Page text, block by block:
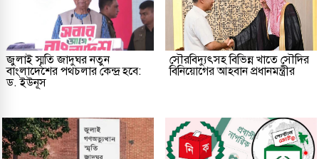
জুলাই স্মৃতি জাদুঘর নতুন
বাংলাদেশের পথচলার কেন্দ্র হবে:
ড. ইউনূস
সৌরবিদ্যুৎসহ বিভিন্ন খাতে সৌদির
বিনিয়োগের আহবান প্রধানমন্ত্রীর